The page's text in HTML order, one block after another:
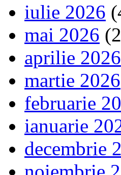
iulie 2026
mai 2026
aprilie 2026
martie 2026
februarie
ianuarie
decembrie